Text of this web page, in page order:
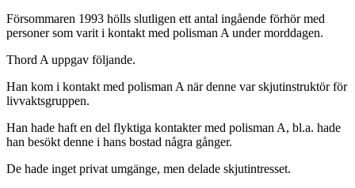
Försommaren 1993 hölls slutligen ett antal ingående förhör med
personer som varit i kontakt med polisman A under morddagen.
Thord A uppgav följande.
Han kom i kontakt med polisman A när denne var skjutinstruktör för
livvaktsgruppen.
Han hade haft en del flyktiga kontakter med polisman A, bl.a. hade
han besökt denne i hans bostad några gånger.
De hade inget privat umgänge, men delade skjutintresset.